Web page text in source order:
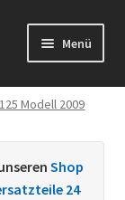
Menü
Modell 2009
Shop
24